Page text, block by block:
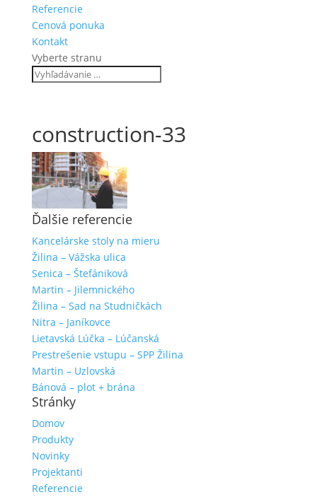
Referencie
Cenová ponuka
Kontakt
Vyberte stranu
construction-33
Ďalšie referencie
Kancelárske stoly na mieru
Žilina – Vážska ulica
Senica – Štefániková
Martin – Jilemnického
Žilina – Sad na Studničkách
Nitra – Janíkovce
Lietavská Lúčka – Lúčanská
Prestrešenie vstupu – SPP Žilina
Martin – Uzlovská
Bánová – plot + brána
Stránky
Domov
Produkty
Novinky
Projektanti
Referencie